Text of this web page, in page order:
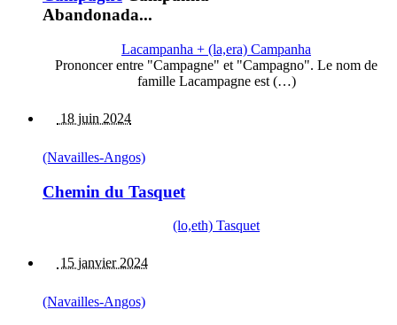
Abandonada...
Lacampanha + (la,era) Campanha
Prononcer entre "Campagne" et "Campagno". Le nom de
famille Lacampagne est (…)
18 juin 2024
(Navailles-Angos)
Chemin du Tasquet
(lo,eth) Tasquet
15 janvier 2024
(Navailles-Angos)